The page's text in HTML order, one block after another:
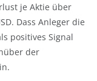
je Aktie über
Dass Anleger die
positives Signal
der